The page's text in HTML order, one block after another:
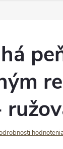
hodnotenia